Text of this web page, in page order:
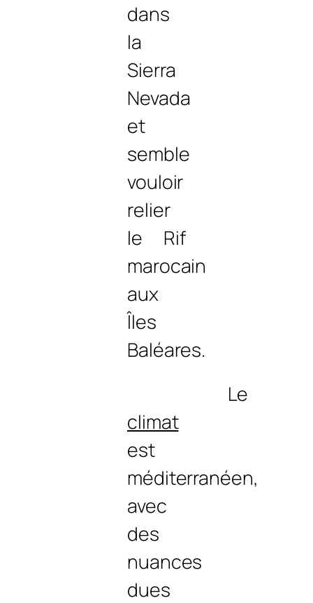
dans
la
Sierra
Nevada
et
semble
vouloir
relier
le Rif
marocain
aux
Îles
Baléares.
Le
climat
est
méditerranéen,
avec
des
nuances
dues